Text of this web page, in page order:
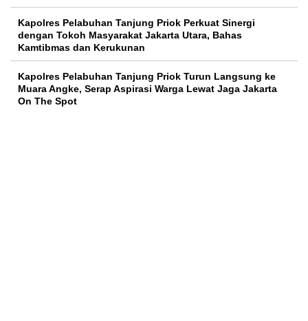
Kapolres Pelabuhan Tanjung Priok Perkuat Sinergi
dengan Tokoh Masyarakat Jakarta Utara, Bahas
Kamtibmas dan Kerukunan
Kapolres Pelabuhan Tanjung Priok Turun Langsung ke
Muara Angke, Serap Aspirasi Warga Lewat Jaga Jakarta
On The Spot